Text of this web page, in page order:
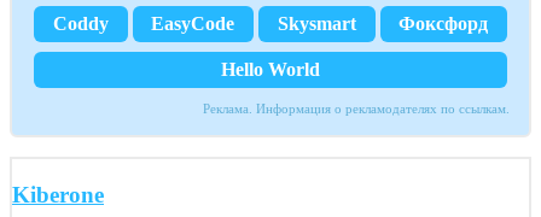
Coddy EasyCode Skysmart Фоксфорд
Hello World
Реклама. Информация о рекламодателях по ссылкам.
Kiberone